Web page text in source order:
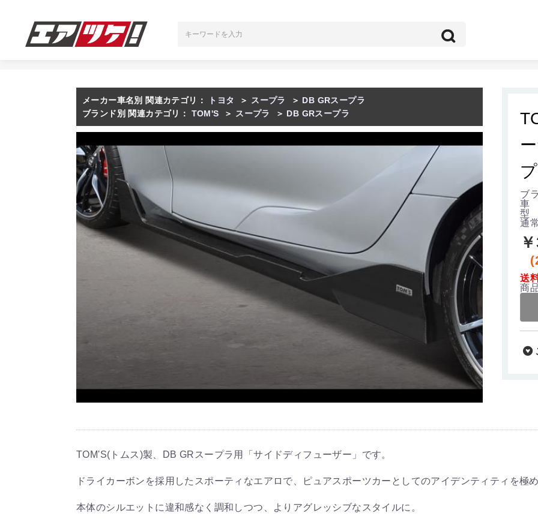
メーカー車名別 関連カテゴリ： トヨタ ＞ スープラ ＞ DB GRスープラ
ブランド別 関連カテゴリ：
TOM'S ＞ スープラ ＞ DB GRスープラ
ブ
車
型
通
送
商
TOM'S(トムス)製、DB GRスープラ用「サイドディフューザー」です。
ドライカーボンを採用したスポーティなエアロで、ピュアスポーツカーとしてのアイデンティティを極
本体のシルエットに違和感なく調和しつつ、よりアグレッシブなスタイルに。